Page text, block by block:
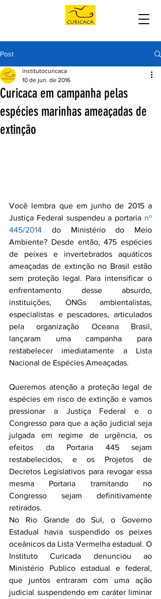
Post
Curicaca em campanha pelas
espécies marinhas ameaçadas de
extinção
institutocuricaca
10 de jun. de 2016
Você lembra que em junho de 2015 a
Justiça Federal suspendeu a portaria nº
445/2014 do Ministério do Meio
Ambiente? Desde então, 475 espécies
de peixes e invertebrados aquáticos
ameaçadas de extinção no Brasil estão
sem proteção legal. Para intensificar o
enfrentamento desse absurdo,
instituições, ONGs ambientalistas,
especialistas e pescadores, articulados
pela organização Oceana Brasil,
lançaram uma campanha para
restabelecer imediatamente a Lista
Nacional de Espécies Ameaçadas.
Queremos atenção a proteção legal de
espécies em risco de extinção e vamos
pressionar a Justiça Federal e o
Congresso para que a ação judicial seja
julgada em regime de urgência, os
efeitos da Portaria 445 sejam
restabelecidos, e os Projetos de
Decretos Legislativos para revogar essa
mesma Portaria tramitando no
Congresso sejam definitivamente
retirados.
No Rio Grande do Sul, o Governo
Estadual havia suspendido os peixes
oceânicos da Lista Vermelha estadual. O
Instituto Curicada denunciou ao
Ministério Publico estadual e federal,
que juntos entraram com uma ação
judicial suspendendo em caráter liminar